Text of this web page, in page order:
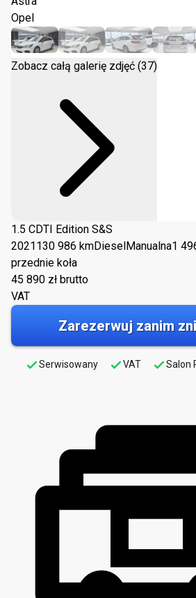
Opel
Zobacz całą galerię zdjęć (37)
1.5 CDTI Edition S&S
2021 130 986 kmDiesel Manualna1
przednie koła
45 890 zł brutto
VAT
Zarezerwuj zanim
Serwisowany VAT Salon